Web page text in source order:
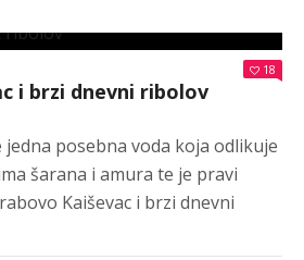
18
i brzi dnevni ribolov
jedna posebna voda koja odlikuje
šarana i amura te je pravi
Kaiševac i brzi dnevni